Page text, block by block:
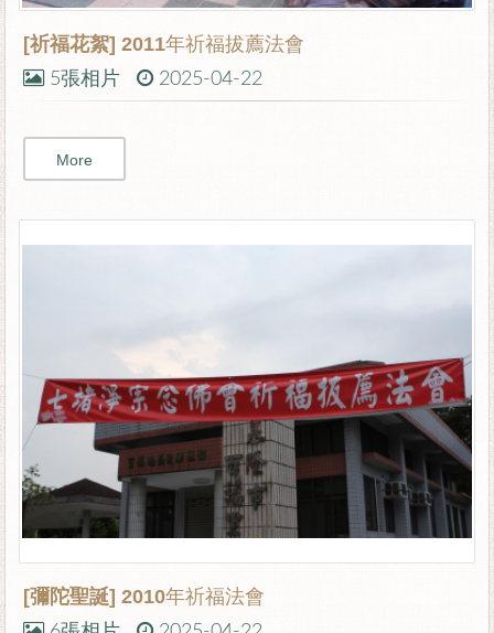
[祈福花絮] 2011年祈福拔薦法會
5張相片 2025-04-22
More
[彌陀聖誕] 2010年祈福法會